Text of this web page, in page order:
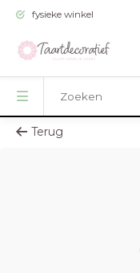
fysieke winkel
Terug